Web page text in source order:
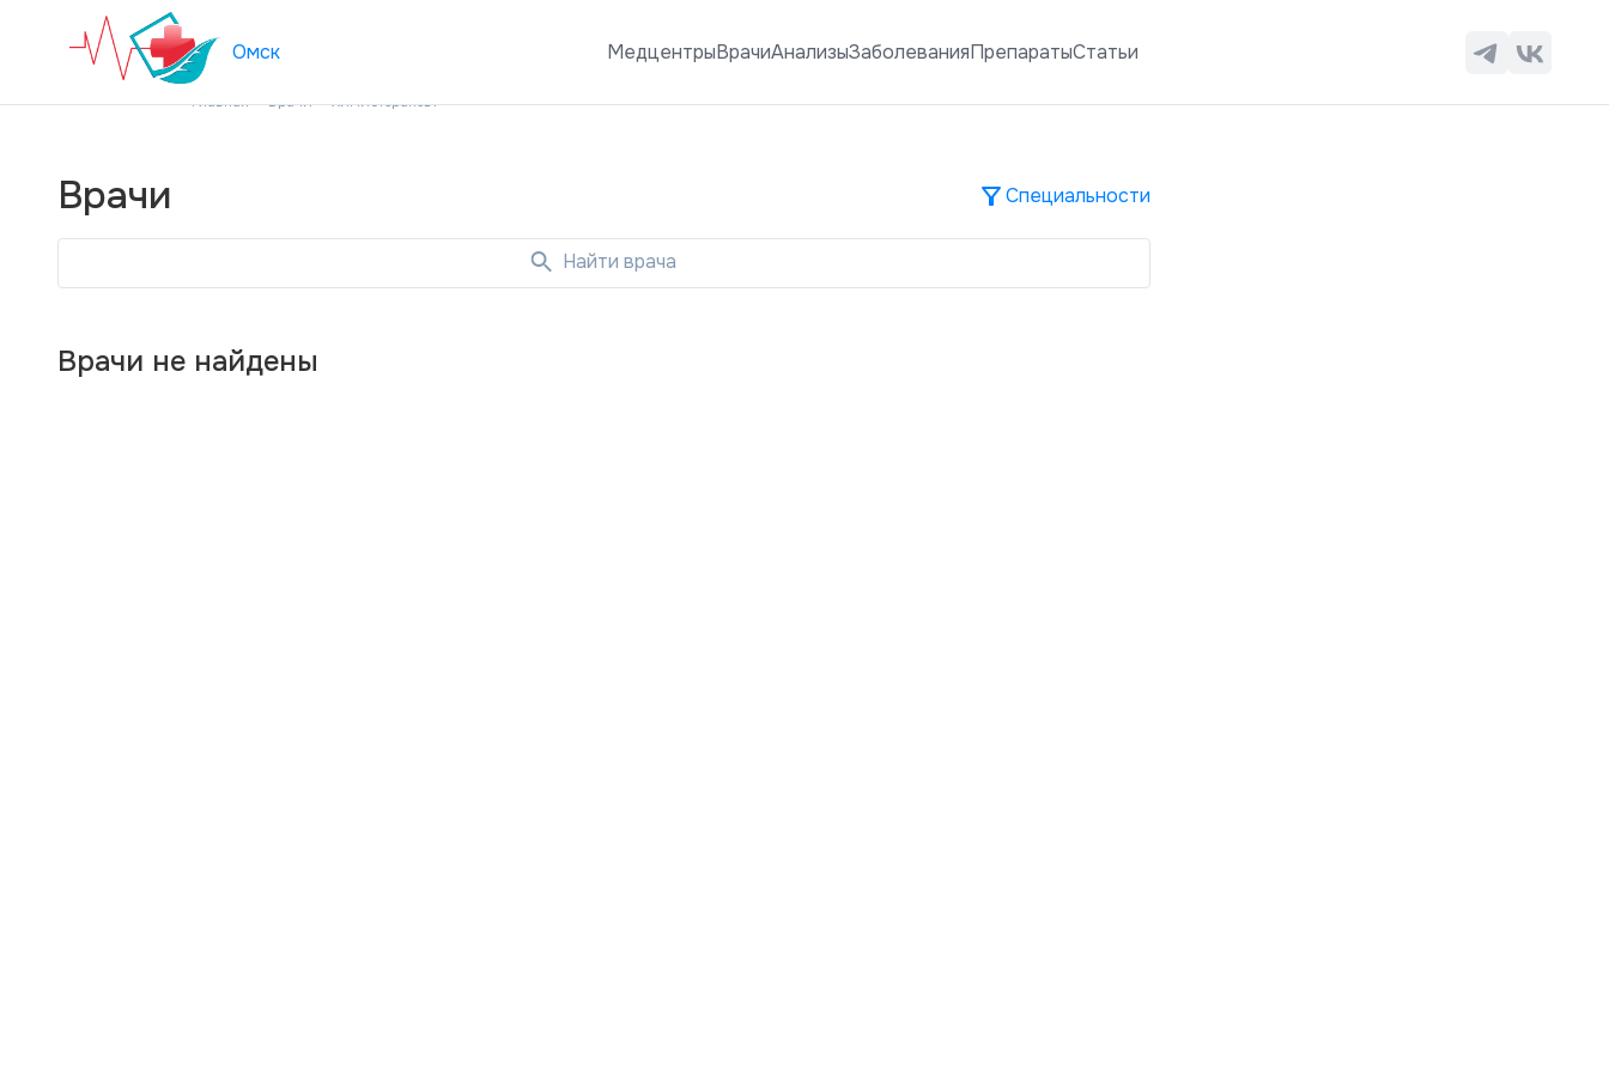
Омск МедцентрыВрачиАнализыЗаболеванияПрепаратыСтатьи
Главная Врачи Химиотерапевт
Врачи Специальности
Найти врача
Врачи не найдены